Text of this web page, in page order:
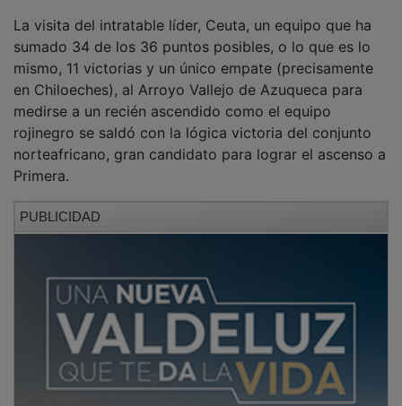
sumado 34 de los 36 puntos posibles, o lo que es lo
mismo, 11 victorias y un único empate (precisamente
en Chiloeches), al Arroyo Vallejo de Azuqueca para
medirse a un recién ascendido como el equipo
rojinegro se saldó con la lógica victoria del conjunto
norteafricano, gran candidato para lograr el ascenso a
Primera.